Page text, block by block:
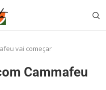
vai começar
Cammafeu